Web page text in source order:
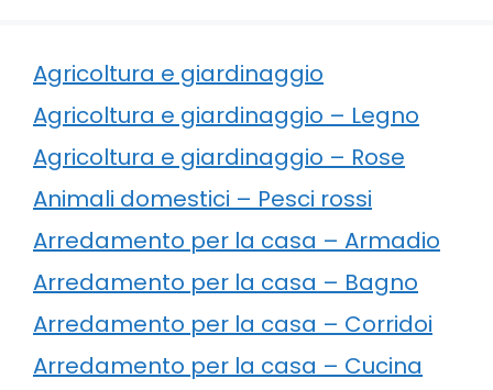
Agricoltura e giardinaggio
Agricoltura e giardinaggio – Legno
Agricoltura e giardinaggio – Rose
Animali domestici – Pesci rossi
Arredamento per la casa – Armadio
Arredamento per la casa – Bagno
Arredamento per la casa – Corridoi
Arredamento per la casa – Cucina